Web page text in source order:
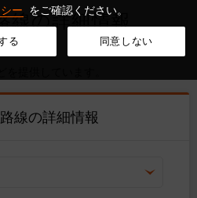
ー をご確認ください。
る 同意しない
線の詳細情報
線の詳細情報